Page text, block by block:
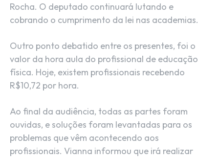
Rocha. O deputado continuará lutando e
cobrando o cumprimento da lei nas academias.
Outro ponto debatido entre os presentes, foi o
valor da hora aula do profissional de educação
física. Hoje, existem profissionais recebendo
R$10,72 por hora.
Ao final da audiência, todas as partes foram
ouvidas, e soluções foram levantadas para os
problemas que vêm acontecendo aos
profissionais. Vianna informou que irá realizar